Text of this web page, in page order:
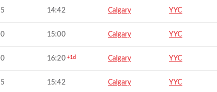
14:42 Calgary YYC
15:00 Calgary YYC
16:20 +1d Calgary YYC
15:42 Calgary YYC